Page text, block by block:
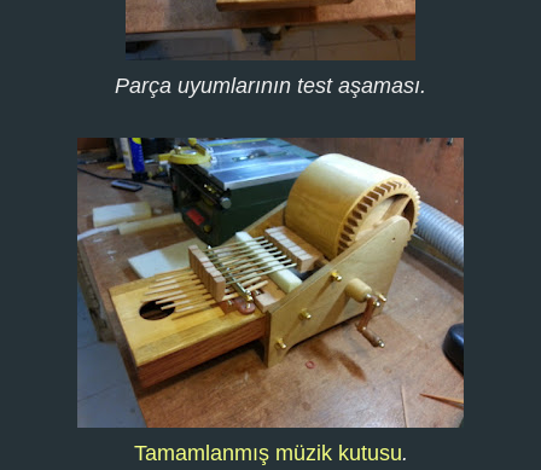
Parça uyumlarının test aşaması.
Tamamlanmış müzik kutusu.